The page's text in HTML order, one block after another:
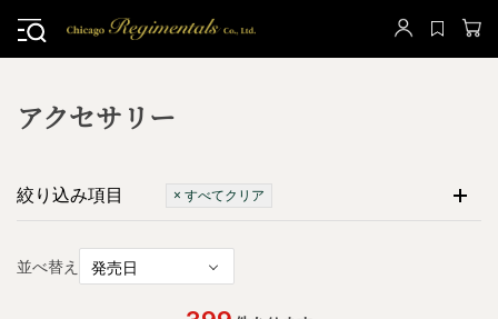
アクセサリー
絞り込み項目 × すべてクリア
並べ替え